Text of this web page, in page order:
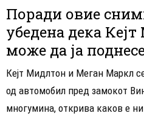
Поради овие
убедена дека
може да ја
Кејт Мидлтон и Меган Маркл
од автомобил пред замокот
многумина, открива каков е